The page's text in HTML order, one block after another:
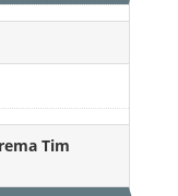
Tim